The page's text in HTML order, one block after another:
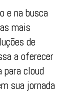
e na busca
mais
de
a oferecer
cloud
sua jornada